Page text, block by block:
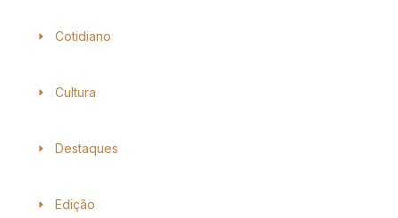
Cotidiano
Cultura
Destaques
Edição